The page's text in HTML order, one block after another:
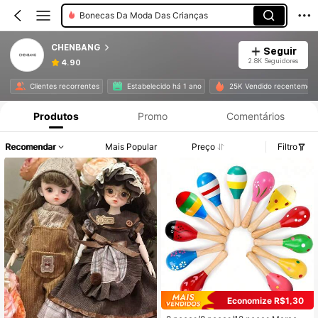
Bonecas Da Moda Das Crianças
CHENBANG
4.90
Seguir
2.8K Seguidores
Clientes recorrentes Estabelecido há 1 ano 25K Vendido
Produtos Promo Comentários
Recomendar Mais Popular Preço Filtro
Economize R$1,30